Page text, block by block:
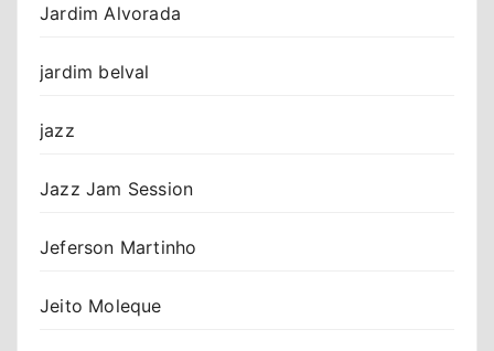
Jardim Alvorada
jardim belval
jazz
Jazz Jam Session
Jeferson Martinho
Jeito Moleque